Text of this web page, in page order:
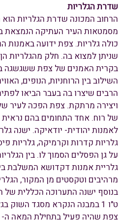
שדרת הגלריות
הרחוב המכונה שדרת הגלריות
מסמטאות העיר העתיקה הנמצאת
כולה גלריות. צפת ידועה באמנות
שניתן למצוא בה. חלק מהגלריות
בקרית האמנים של צפת ששגשגה
השילוב בין הרוחניות, הנופים,
הרבים שיצרו בה בעבר הביאו
ויצירה מרתקת. צפת הפכה לעיר
של רוח. אחד התחומים בהם נראית
לאמנות יהודית- יודאיקה. ישנה
גלריות קדרות וקרמיקה, גלריות
על גן הפסלים הסמוך לו. בין
גלריית אמנות דקדושא המשלבת
מרהיבים וטקסטים מן המקור,
בנוסף ישנה התערוכה הכללית
ט"ו 1 במבנה הנקרא מסגד
צפת שהיה פעיל בתחילת המאה ה- 20.